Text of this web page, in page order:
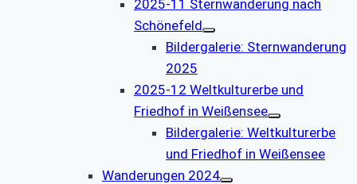
2025-11 Sternwanderung nach
Schönefeld
Bildergalerie: Sternwanderung
2025
2025-12 Weltkulturerbe und
Friedhof in Weißensee
Bildergalerie: Weltkulturerbe
und Friedhof in Weißensee
Wanderungen 2024